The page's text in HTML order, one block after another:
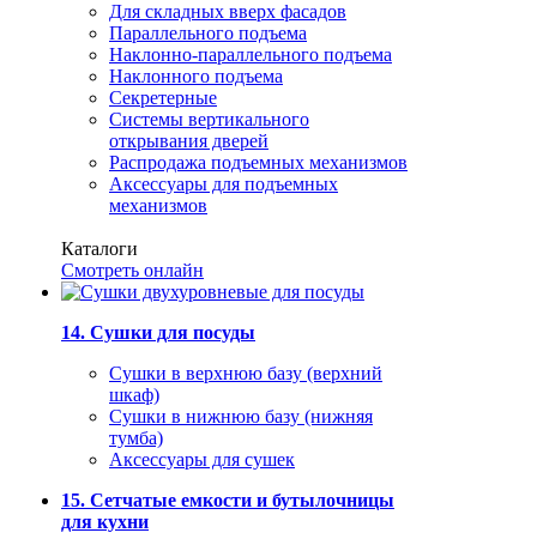
Для складных вверх фасадов
Параллельного подъема
Наклонно-параллельного подъема
Наклонного подъема
Секретерные
Системы вертикального
открывания дверей
Распродажа подъемных механизмов
Аксессуары для подъемных
механизмов
Каталоги
Смотреть онлайн
14. Сушки для посуды
Сушки в верхнюю базу (верхний
шкаф)
Сушки в нижнюю базу (нижняя
тумба)
Аксессуары для сушек
15. Сетчатые емкости и бутылочницы
для кухни